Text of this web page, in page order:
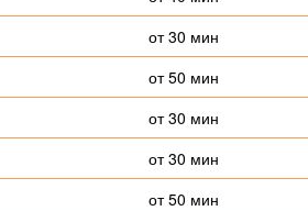
от 30 мин
от 50 мин
от 30 мин
от 30 мин
от 50 мин